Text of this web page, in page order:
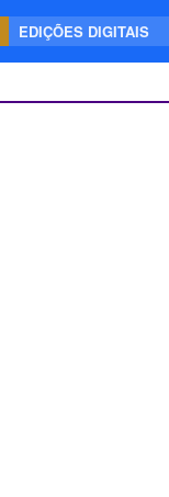
EDIÇÕES DIGITAIS